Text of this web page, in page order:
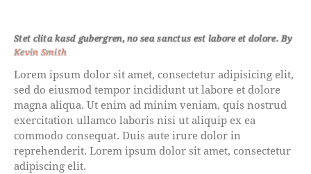
Stet clita kasd gubergren, no sea sanctus est labore et dolore. By
Kevin Smith
Lorem ipsum dolor sit amet, consectetur adipisicing elit,
sed do eiusmod tempor incididunt ut labore et dolore
magna aliqua. Ut enim ad minim veniam, quis nostrud
exercitation ullamco laboris nisi ut aliquip ex ea
commodo consequat. Duis aute irure dolor in
reprehenderit. Lorem ipsum dolor sit amet, consectetur
adipiscing elit.